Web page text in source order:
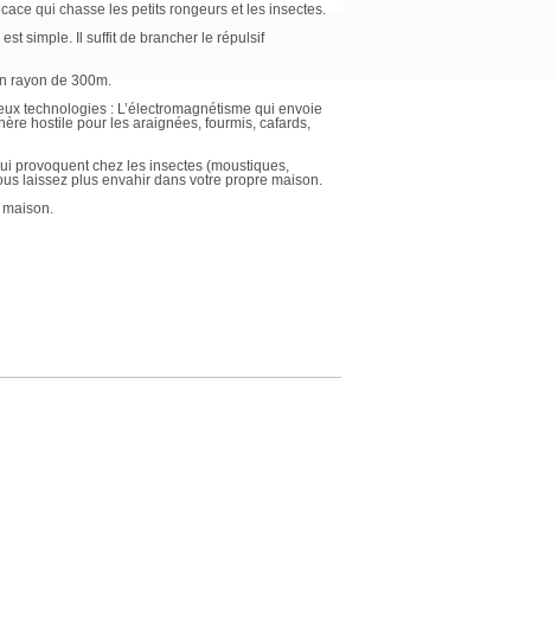
qui chasse les petits rongeurs et les insectes.
simple. Il suffit de brancher le répulsif
rayon de 300m.
technologies : L’électromagnétisme qui envoie
hostile pour les araignées, fourmis, cafards,
provoquent chez les insectes (moustiques,
laissez plus envahir dans votre propre maison.